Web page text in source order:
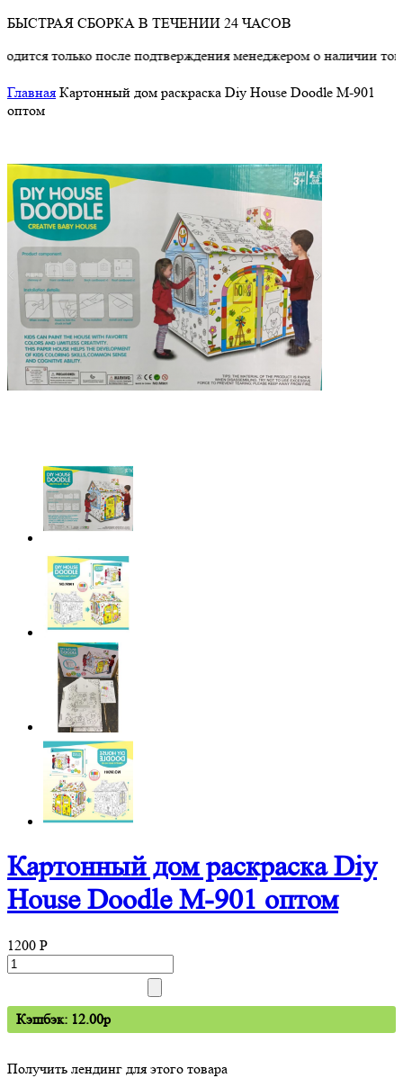
БЫСТРАЯ СБОРКА В ТЕЧЕНИИ 24 ЧАСОВ
после подтверждения менеджером о наличии товара.
Главная Картонный дом раскраска Diy House Doodle M-901
оптом
Картонный дом раскраска Diy
House Doodle M-901 оптом
1200 P
Кэшбэк: 12.00p
Получить лендинг для этого товара